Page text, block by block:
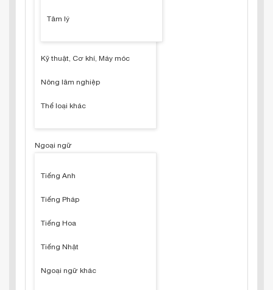
Tâm lý
Kỹ thuật, Cơ khí, Máy móc
Nông lâm nghiệp
Thể loại khác
Ngoại ngữ
Tiếng Anh
Tiếng Pháp
Tiếng Hoa
Tiếng Nhật
Ngoại ngữ khác